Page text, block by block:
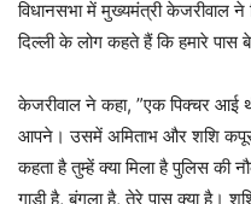
विधानसभा में मुख्यमंत्री केजरीवाल ने
दिल्ली के लोग कहते हैं कि हमारे पास
केजरीवाल ने कहा, ”एक पिक्चर आई
आपने। उसमें अमिताभ और शशि
कहता है तुम्हें क्या मिला है पुलिस की
गाड़ी है, बंगला है, तेरे पास क्या है।